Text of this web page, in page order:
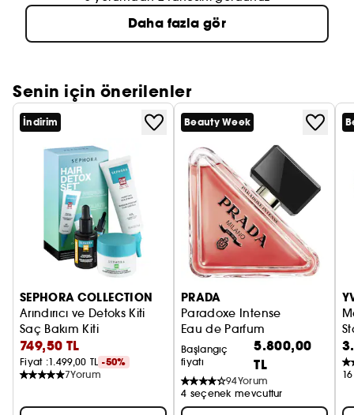
Daha fazla gör
Senin için önerilenler
İndirim
SEPHORA COLLECTION
Arındırıcı ve Detoks Kiti
Saç Bakım Kiti
749,50 TL
Fiyat :1.499,00 TL -50%
7Yorum
Beauty Week
PRADA
Paradoxe Intense
Eau de Parfum
Başlangıç
fiyatı
5.800,00
TL
94Yorum
4 seçenek mevcuttur